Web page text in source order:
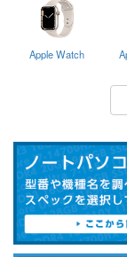
Apple Watch